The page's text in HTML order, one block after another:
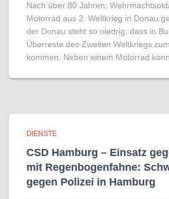
Nach über 80 Jahren:
Motorrad aus 2. Weltkrieg in Donau
der Donau steht so niedrig, dass in
Überreste des Zweiten Weltkriegs
kommen. Neben einem Motorrad
DIENSTE
CSD Hamburg – Einsatz
mit Regenbogen­fahne:
gegen Polizei in Hamburg